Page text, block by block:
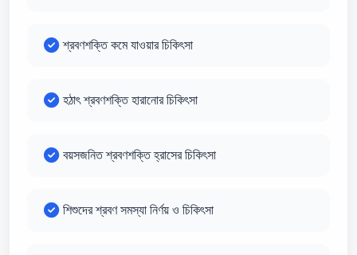
শ্রবণশক্তি কমে যাওয়ার চিকিৎসা
হঠাৎ শ্রবণশক্তি হারানোর চিকিৎসা
বয়সজনিত শ্রবণশক্তি হ্রাসের চিকিৎসা
শিশুদের শ্রবণ সমস্যা নির্ণয় ও চিকিৎসা